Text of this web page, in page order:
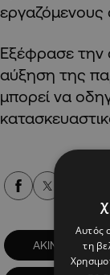
εργαζόμενους
Εξέφρασε την
αύξηση της
μπορεί να
ΑΚΙΝΗΤΑ
Αυτός
τη